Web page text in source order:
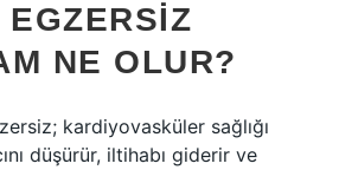
NE OLUR?
kardiyovasküler sağlığı
düşürür, iltihabı giderir ve